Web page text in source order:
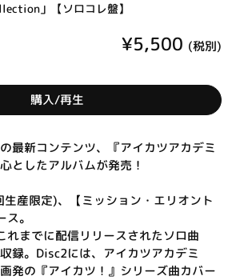
」【ソロコレ盤】
¥5,500 (税別)
購入/再生
最新コンテンツ、『アイカツアカデミ
としたアルバムが発売！
生産限定)、【ミッション・エリオント
。
れまでに配信リリースされたソロ曲
録。Disc2には、アイカツアカデミ
発の『アイカツ！』シリーズ曲カバー